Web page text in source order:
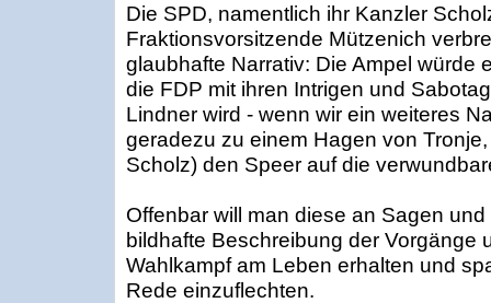
Die SPD, namentlich ihr Kanzler
Fraktionsvorsitzende Mützenich
glaubhafte Narrativ: Die Ampel würde
die FDP mit ihren Intrigen und
Lindner wird - wenn wir ein weiteres
geradezu zu einem Hagen von
Scholz) den Speer auf die
Offenbar will man diese an Sagen
bildhafte Beschreibung der Vorgänge
Wahlkampf am Leben erhalten und
Rede einzuflechten.